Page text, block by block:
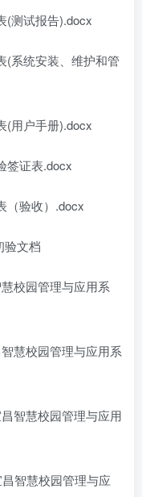
(测试报告).docx
(系统安装、维护和管
(用户手册).docx
签证表.docx
（验收）.docx
验文档
校园管理与应用系
慧校园管理与应用系
智慧校园管理与应用
智慧校园管理与应